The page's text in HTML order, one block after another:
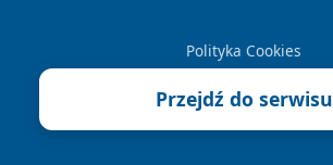
350 zł
450 zł
Polityka Cookies
Przejdź do serwisu